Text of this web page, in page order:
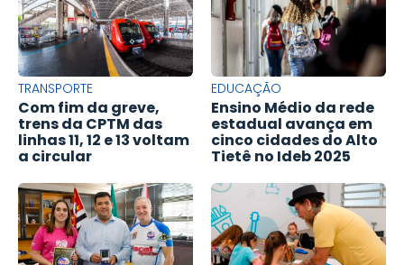
TRANSPORTE
Com fim da greve,
trens da CPTM das
linhas 11, 12 e 13 voltam
a circular
EDUCAÇÃO
Ensino Médio da rede
estadual avança em
cinco cidades do Alto
Tietê no Ideb 2025